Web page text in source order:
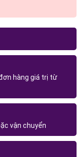
hàng giá trị từ
vận chuyển